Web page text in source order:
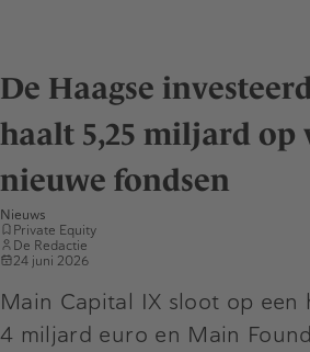
De Haagse
haalt 5,25 miljard op
nieuwe fondsen
Nieuws
Private Equity
De Redactie
24 juni 2026
Main Capital IX sloot op een
4 miljard euro en Main